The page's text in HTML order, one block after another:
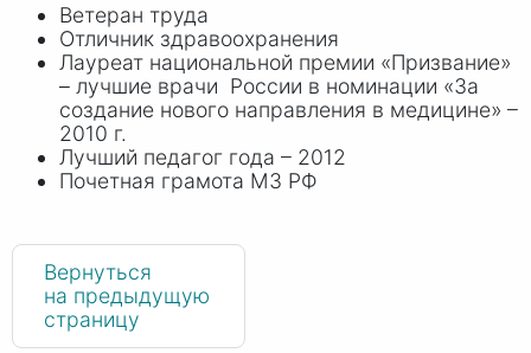
Ветеран труда
Отличник здравоохранения
Лауреат национальной премии «Призвание»
– лучшие врачи России в номинации «За
создание нового направления в медицине» –
2010 г.
Лучший педагог года – 2012
Почетная грамота МЗ РФ
Вернуться
на предыдущую
страницу